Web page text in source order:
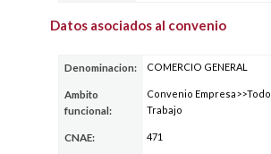
Datos asociados al convenio
Denominacion: COMERCIO GENERAL
Ambito
funcional:
Convenio
Trabajo
CNAE: 471